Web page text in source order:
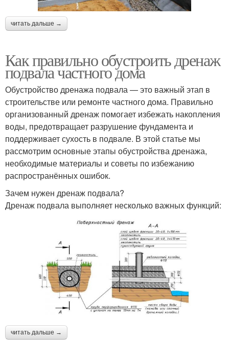
читать дальше →
Как правильно обустроить дренаж
подвала частного дома
Обустройство дренажа подвала — это важный этап в
строительстве или ремонте частного дома. Правильно
организованный дренаж помогает избежать накопления
воды, предотвращает разрушение фундамента и
поддерживает сухость в подвале. В этой статье мы
рассмотрим основные этапы обустройства дренажа,
необходимые материалы и советы по избежанию
распространённых ошибок.
Зачем нужен дренаж подвала?
Дренаж подвала выполняет несколько важных функций:
читать дальше →